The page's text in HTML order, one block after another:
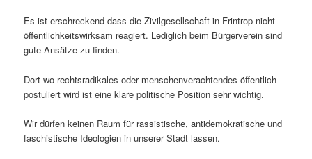
Es ist erschreckend dass die Zivilgesellschaft in Frintrop nicht
öffentlichkeitswirksam reagiert. Lediglich beim Bürgerverein sind
gute Ansätze zu finden.
Dort wo rechtsradikales oder menschenverachtendes öffentlich
postuliert wird ist eine klare politische Position sehr wichtig.
Wir dürfen keinen Raum für rassistische, antidemokratische und
faschistische Ideologien in unserer Stadt lassen.